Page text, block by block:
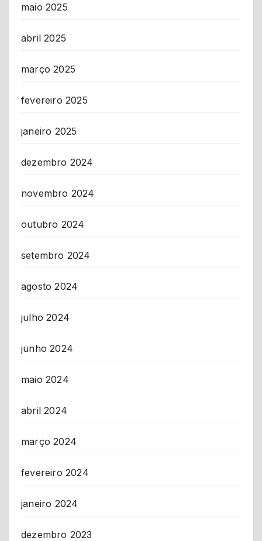
maio 2025
abril 2025
março 2025
fevereiro 2025
janeiro 2025
dezembro 2024
novembro 2024
outubro 2024
setembro 2024
agosto 2024
julho 2024
junho 2024
maio 2024
abril 2024
março 2024
fevereiro 2024
janeiro 2024
dezembro 2023